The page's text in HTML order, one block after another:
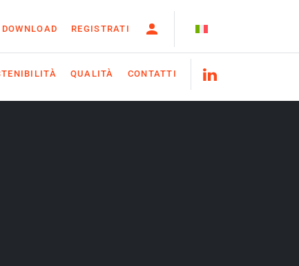
DOWNLOAD REGISTRATI
QUALITÀ CONTATTI